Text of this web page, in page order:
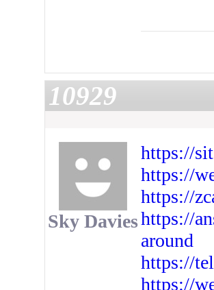
10929
Sky Davies
https://
https://
https://
https://
around
https://
https://